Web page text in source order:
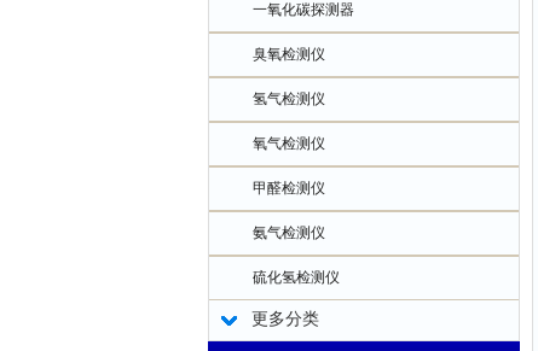
一氧化碳探测器
臭氧检测仪
氢气检测仪
氧气检测仪
甲醛检测仪
氨气检测仪
硫化氢检测仪
更多分类